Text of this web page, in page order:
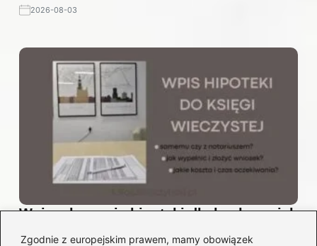
Zgodnie z europejskim prawem, mamy obowiązek
2026-08-03
Wniosek o wpis hipoteki dla banku — jak